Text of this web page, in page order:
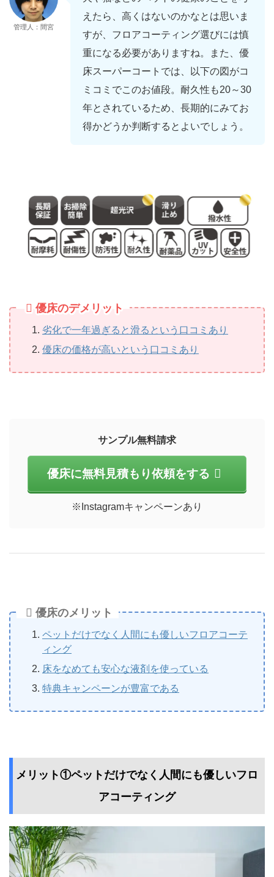
管理人：間宮
えたら、高くはないのかなとは思いま
すが、フロアコーティング選びには慎
重になる必要がありますね。また、優
床スーパーコートでは、以下の図がコ
ミコミでこのお値段。耐久性も20～30
年とされているため、長期的にみてお
得かどうか判断するとよいでしょう。
優床のデメリット
劣化で一年過ぎると滑るという口コミあり
優床の価格が高いという口コミあり
サンプル無料請求
優床に無料見積もり依頼をする
※Instagramキャンペーンあり
優床のメリット
ペットだけでなく人間にも優しいフロアコーテ
ィング
床をなめても安心な液剤を使っている
特典キャンペーンが豊富である
メリット①ペットだけでなく人間にも優しいフロ
アコーティング